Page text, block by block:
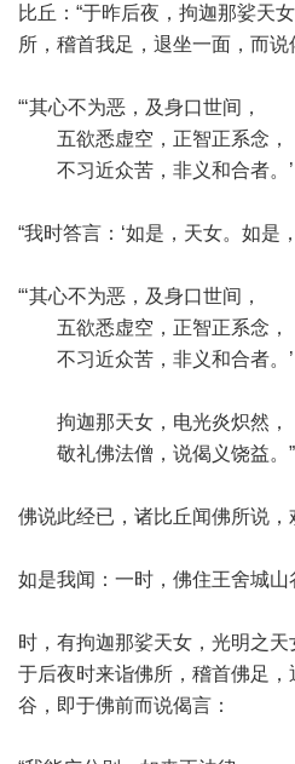
比丘：“于昨后夜，拘迦那娑天
所，稽首我足，退坐一面，而说
“‘其心不为恶，及身口世间，
五欲悉虚空，正智正系念，
不习近众苦，非义和合者。’
“我时答言：‘如是，天女。如是
“‘其心不为恶，及身口世间，
五欲悉虚空，正智正系念，
不习近众苦，非义和合者。’
拘迦那天女，电光炎炽然，
敬礼佛法僧，说偈义饶益。”
佛说此经已，诸比丘闻佛所说，
如是我闻：一时，佛住王舍城山
时，有拘迦那娑天女，光明之天
于后夜时来诣佛所，稽首佛足
谷，即于佛前而说偈言：